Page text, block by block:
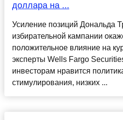
доллара на ...
Усиление позиций Дональда
избирательной кампании
положительное влияние на
эксперты Wells Fargo
инвесторам нравится
стимулирования, низких ...